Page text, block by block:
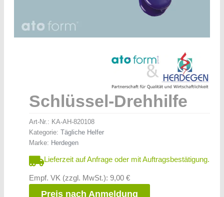
Schlüssel-Drehhilfe
Art-Nr.: KA-AH-820108
Kategorie: Tägliche Helfer
Marke: Herdegen
Lieferzeit auf Anfrage oder mit Auftragsbestätigung.
Empf. VK (zzgl. MwSt.): 9,00 €
Preis nach Anmeldung